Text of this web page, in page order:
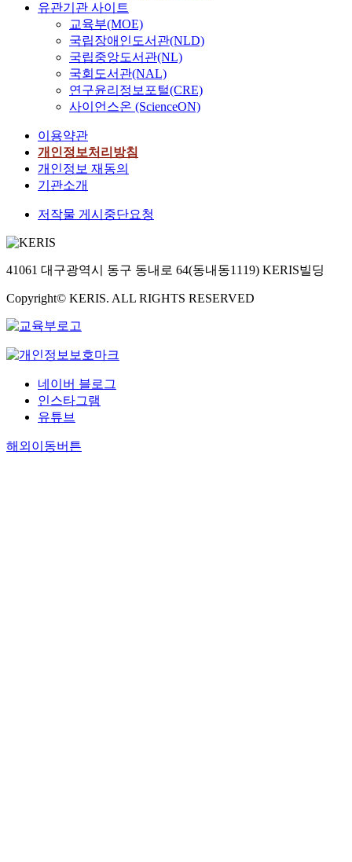
유관기관 사이트
교육부(MOE)
국립장애인도서관(NLD)
국립중앙도서관(NL)
국회도서관(NAL)
연구윤리정보포털(CRE)
사이언스온 (ScienceON)
이용약관
개인정보처리방침
개인정보 재동의
기관소개
저작물 게시중단요청
41061 대구광역시 동구 동내로 64(동내동1119) KERIS빌딩
Copyright© KERIS. ALL RIGHTS RESERVED
네이버 블로그
인스타그램
유튜브
해외이동버튼